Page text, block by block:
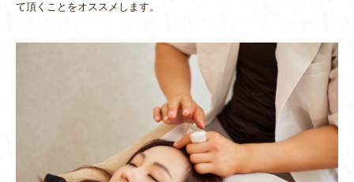
て頂くことをオススメします。